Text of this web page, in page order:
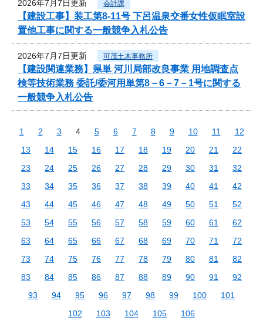
2026年7月7日更新 会計課
【建設工事】装工第8-11号 下呂温泉交番女性仮眠室設
置他工事に関する一般競争入札公告
2026年7月7日更新 可茂土木事務所
【建設関連業務】県単 河川局部改良事業 用地調査点
検等技術業務 委託/委河用単第8－6－7－1号に関する
一般競争入札公告
1 2 3 4 5 6 7 8 9 10 11
12
13
14 15 16 17 18 19 20 21
22
23
24 25 26 27 28 29 30 31
32
33
34 35 36 37 38 39 40 41
42
43
44 45 46 47 48 49 50 51
52
53
54 55 56 57 58 59 60 61
62
63
64 65 66 67 68 69 70 71
72
73
74 75 76 77 78 79 80 81
82
83
84 85 86 87 88 89 90 91
92
93
94 95 96 97 98 99 100
101
102
103 104 105 106